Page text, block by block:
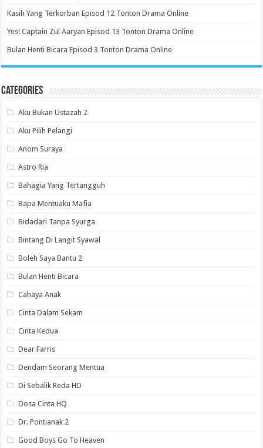
Kasih Yang Terkorban Episod 12 Tonton Drama Online
Yes! Captain Zul Aaryan Episod 13 Tonton Drama Online
Bulan Henti Bicara Episod 3 Tonton Drama Online
Categories
Aku Bukan Ustazah 2
Aku Pilih Pelangi
Anom Suraya
Astro Ria
Bahagia Yang Tertangguh
Bapa Mentuaku Mafia
Bidadari Tanpa Syurga
Bintang Di Langit Syawal
Boleh Saya Bantu 2
Bulan Henti Bicara
Cahaya Anak
Cinta Dalam Sekam
Cinta Kedua
Dear Farris
Dendam Seorang Mentua
Di Sebalik Reda HD
Dosa Cinta HQ
Dr. Pontianak 2
Good Boys Go To Heaven